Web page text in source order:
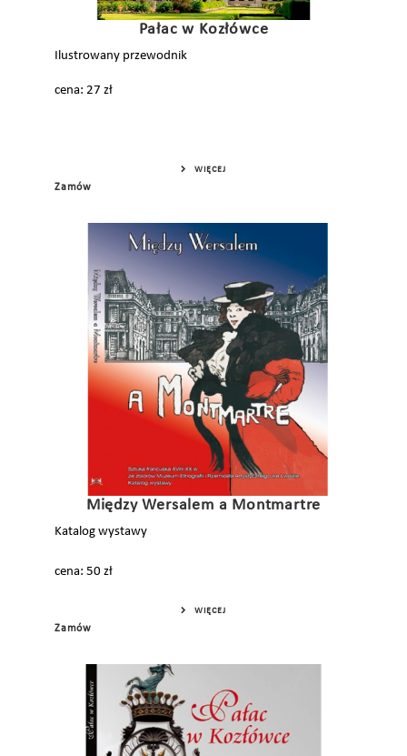
Pałac w Kozłówce
Ilustrowany przewodnik
cena: 27 zł
WIĘCEJ
Zamów
Między Wersalem a Montmartre
Katalog wystawy
cena: 50 zł
WIĘCEJ
Zamów